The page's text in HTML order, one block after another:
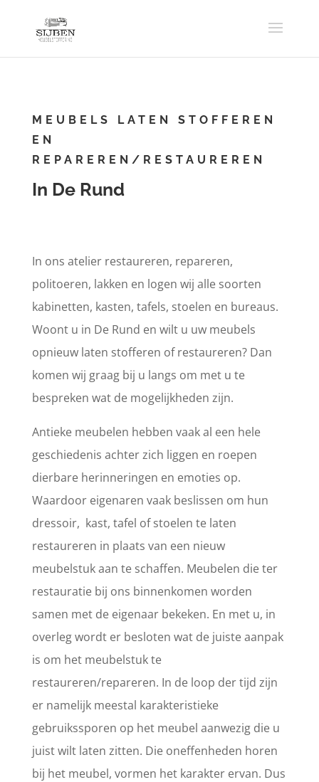
MEUBELS LATEN STOFFEREN
EN
REPAREREN/RESTAUREREN
In De Rund
In ons atelier restaureren, repareren,
politoeren, lakken en logen wij alle soorten
kabinetten, kasten, tafels, stoelen en bureaus.
Woont u in De Rund en wilt u uw meubels
opnieuw laten stofferen of restaureren? Dan
komen wij graag bij u langs om met u te
bespreken wat de mogelijkheden zijn.
Antieke meubelen hebben vaak al een hele
geschiedenis achter zich liggen en roepen
dierbare herinneringen en emoties op.
Waardoor eigenaren vaak beslissen om hun
dressoir, kast, tafel of stoelen te laten
restaureren in plaats van een nieuw
meubelstuk aan te schaffen. Meubelen die ter
restauratie bij ons binnenkomen worden
samen met de eigenaar bekeken. En met u, in
overleg wordt er besloten wat de juiste aanpak
is om het meubelstuk te
restaureren/repareren. In de loop der tijd zijn
er namelijk meestal karakteristieke
gebruikssporen op het meubel aanwezig die u
juist wilt laten zitten. Die oneffenheden horen
bij het meubel, vormen het karakter ervan. Dus